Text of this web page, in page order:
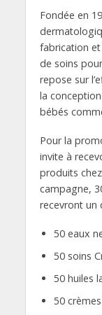
Fondée en
fabrication
de soins
repose sur
la
bébés
Pour la
invite à
produits
campagne,
recevront un
50 eaux
50 soins
50 huiles
50